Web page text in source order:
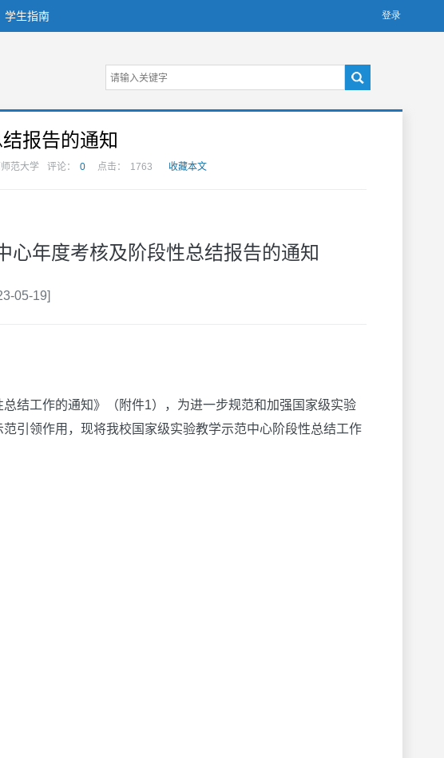
学生指南
报告的通知
范大学 评论： 0 点击： 1763 收藏本文
心年度考核及阶段性总结报告的通知
05-19]
结工作的通知》（附件1），为进一步规范和加强国家级实验
引领作用，现将我校国家级实验教学示范中心阶段性总结工作